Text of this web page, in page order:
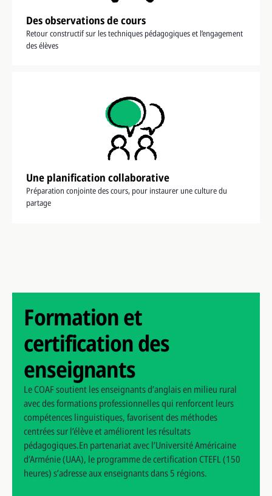
Des observations de cours
Retour constructif sur les techniques pédagogiques et l’engagement
des élèves
Une planification collaborative
Préparation conjointe des cours, pour instaurer une culture du
partage
Formation et
certification des
enseignants
Le COAF soutient les enseignants d’anglais en milieu rural
avec des formations professionnelles qui renforcent leurs
compétences linguistiques, favorisent des méthodes
centrées sur l’élève et améliorent les résultats
pédagogiques.En partenariat avec l’Université Américaine
d’Arménie (UAA), le programme de certification CTEFL (150
heures) s’adresse aux enseignants dans 5 régions.